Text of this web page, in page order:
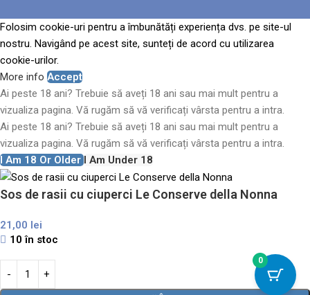
Folosim cookie-uri pentru a îmbunătăți experiența dvs. pe site-ul
nostru. Navigând pe acest site, sunteți de acord cu utilizarea
cookie-urilor.
More info Accept
Ai peste 18 ani? Trebuie să aveți 18 ani sau mai mult pentru a
vizualiza pagina. Vă rugăm să vă verificați vârsta pentru a intra.
Ai peste 18 ani? Trebuie să aveți 18 ani sau mai mult pentru a
vizualiza pagina. Vă rugăm să vă verificați vârsta pentru a intra.
I Am 18 Or OlderI Am Under 18
Sos de rasii cu ciuperci Le Conserve della Nonna
21,00 lei
10 în stoc
0